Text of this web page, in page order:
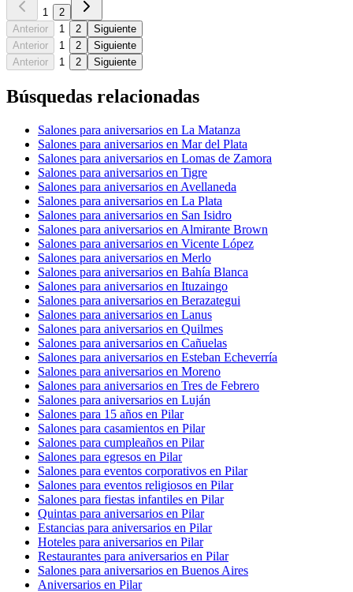
1
2
Anterior
1 2
Siguiente
Anterior
1 2
Siguiente
Anterior
1 2 Siguiente
Búsquedas relacionadas
Salones para aniversarios en La Matanza
Salones para aniversarios en Mar del Plata
Salones para aniversarios en Lomas de Zamora
Salones para aniversarios en Tigre
Salones para aniversarios en Avellaneda
Salones para aniversarios en La Plata
Salones para aniversarios en San Isidro
Salones para aniversarios en Almirante Brown
Salones para aniversarios en Vicente López
Salones para aniversarios en Merlo
Salones para aniversarios en Bahía Blanca
Salones para aniversarios en Ituzaingo
Salones para aniversarios en Berazategui
Salones para aniversarios en Lanus
Salones para aniversarios en Quilmes
Salones para aniversarios en Cañuelas
Salones para aniversarios en Esteban Echeverría
Salones para aniversarios en Moreno
Salones para aniversarios en Tres de Febrero
Salones para aniversarios en Luján
Salones para 15 años en Pilar
Salones para casamientos en Pilar
Salones para cumpleaños en Pilar
Salones para egresos en Pilar
Salones para eventos corporativos en Pilar
Salones para eventos religiosos en Pilar
Salones para fiestas infantiles en Pilar
Quintas para aniversarios en Pilar
Estancias para aniversarios en Pilar
Hoteles para aniversarios en Pilar
Restaurantes para aniversarios en Pilar
Salones para aniversarios en Buenos Aires
Aniversarios en Pilar